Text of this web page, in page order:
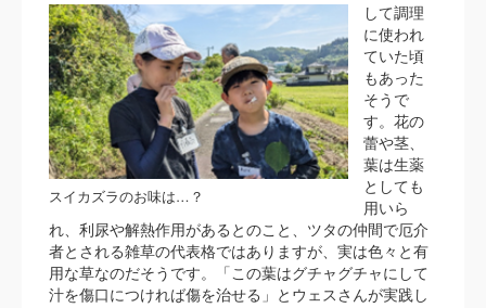
スイカズラのお味は…？
して調理
に使われ
ていた頃
もあった
そうで
す。花の
蕾や茎、
葉は生薬
としても
用いら
れ、利尿や解熱作用があるとのこと、ツタの仲間で厄介
者とされる雑草の代表格ではありますが、実は色々と有
用な草なのだそうです。「この葉はグチャグチャにして
汁を傷口につければ傷を治せる」とウェスさんが実践し